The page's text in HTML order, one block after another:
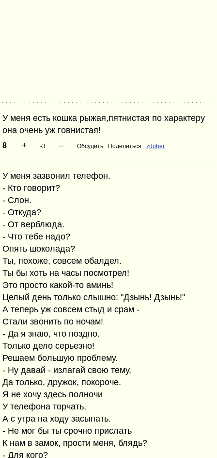
У меня есть кошка рыжая,пятнистая по характеру
она очень уж говнистая!
8 + -3 – Обсудить Поделиться zdober
У меня зазвонил телефон.
- Кто говорит?
- Слон.
- Откуда?
- От верблюда.
- Что тебе надо?
Опять шоколада?
Ты, похоже, совсем обалдел.
Ты бы хоть на часы посмотрел!
Это просто какой-то аминь!
Целый день только слышно: "Дзынь! Дзынь!"
А теперь уж совсем стыд и срам -
Стали звонить по ночам!
- Да я знаю, что поздно.
Только дело серьезно!
Решаем большую проблему.
- Ну давай - излагай свою тему,
Да только, дружок, покороче.
Я не хочу здесь полночи
У телефона торчать,
А c утра на ходу засыпать.
- Не мог бы ты срочно прислать
К нам в замок, прости меня, блядь?
- Для кого?